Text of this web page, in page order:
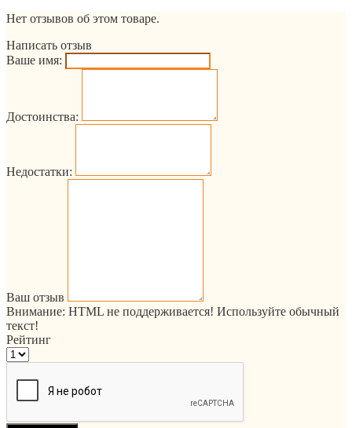
Нет отзывов об этом товаре.
Написать отзыв
Ваше имя:
Достоинства:
Недостатки:
Ваш отзыв
Внимание: HTML не поддерживается! Используйте обычный
текст!
Рейтинг